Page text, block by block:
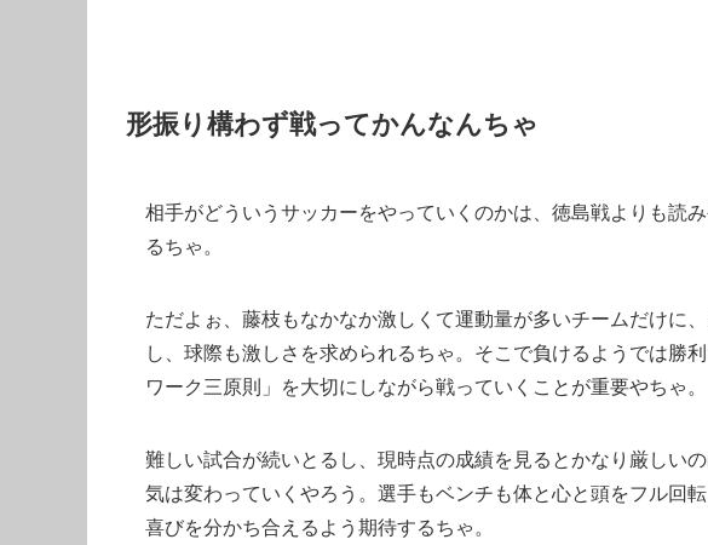
形振り構わず戦ってかんなんちゃ
相手がどういうサッカーをやっていくのかは、徳島戦よりも読
るちゃ。
ただよぉ、藤枝もなかなか激しくて運動量が多いチームだけに
し、球際も激しさを求められるちゃ。そこで負けるようでは勝
ワーク三原則」を大切にしながら戦っていくことが重要やちゃ。
難しい試合が続いとるし、現時点の成績を見るとかなり厳しい
気は変わっていくやろう。選手もベンチも体と心と頭をフル回
喜びを分かち合えるよう期待するちゃ。